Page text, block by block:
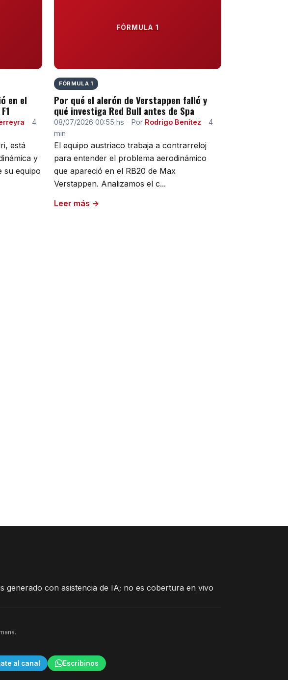
en el
· 4
está
y
su equipo
FÓRMULA 1
FÓRMULA 1
Por qué el alerón de Verstappen falló y
qué investiga Red Bull antes de Spa
08/07/2026 00:55 hs · Por Rodrigo Benítez · 4
min
El equipo austriaco trabaja a contrarreloj
para entender el problema aerodinámico
que apareció en el RB20 de Max
Verstappen. Analizamos el c...
Leer más →
generado con asistencia de IA; no es cobertura en vivo
al canal Escribinos